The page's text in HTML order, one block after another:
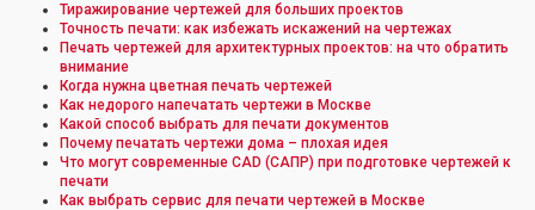
Тиражирование чертежей для больших проектов
Точность печати: как избежать искажений на чертежах
Печать чертежей для архитектурных проектов: на что обратить
внимание
Когда нужна цветная печать чертежей
Как недорого напечатать чертежи в Москве
Какой способ выбрать для печати документов
Почему печатать чертежи дома – плохая идея
Что могут современные CAD (САПР) при подготовке чертежей к
печати
Как выбрать сервис для печати чертежей в Москве